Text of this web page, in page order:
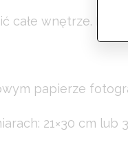
całe wnętrze.
papierze
21×30 cm lub